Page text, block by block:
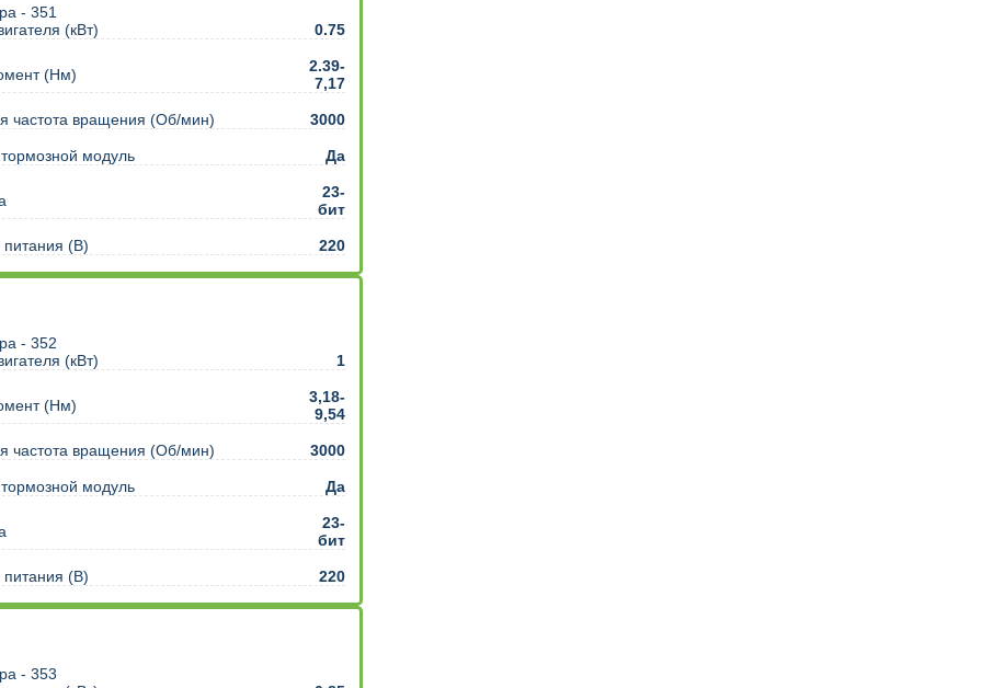
(кВт) 0.75
(Нм)
2.39-
7,17
частота вращения (Об/мин) 3000
модуль Да
23-
бит
(В) 220
(кВт) 1
(Нм)
3,18-
9,54
частота вращения (Об/мин) 3000
модуль Да
23-
бит
(В) 220